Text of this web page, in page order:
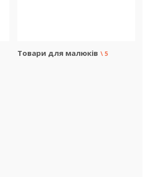
Товари для малюків 5